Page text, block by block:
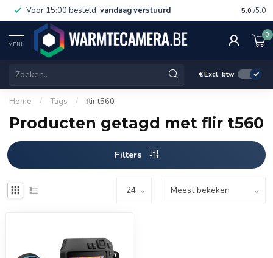
Voor 15:00 besteld, vandaag verstuurd Gratis
5.0 /5.0
MENU
0
€Excl. btw
Home / Tags / flir t560
Producten getagd met flir t560
Filters